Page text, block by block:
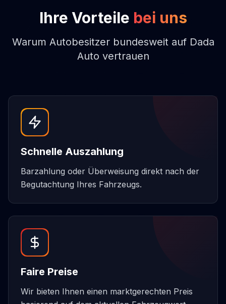
Ihre Vorteile bei uns
Warum Autobesitzer bundesweit auf Dada
Auto vertrauen
Schnelle Auszahlung
Barzahlung oder Überweisung direkt nach der
Begutachtung Ihres Fahrzeugs.
Faire Preise
Wir bieten Ihnen einen marktgerechten Preis